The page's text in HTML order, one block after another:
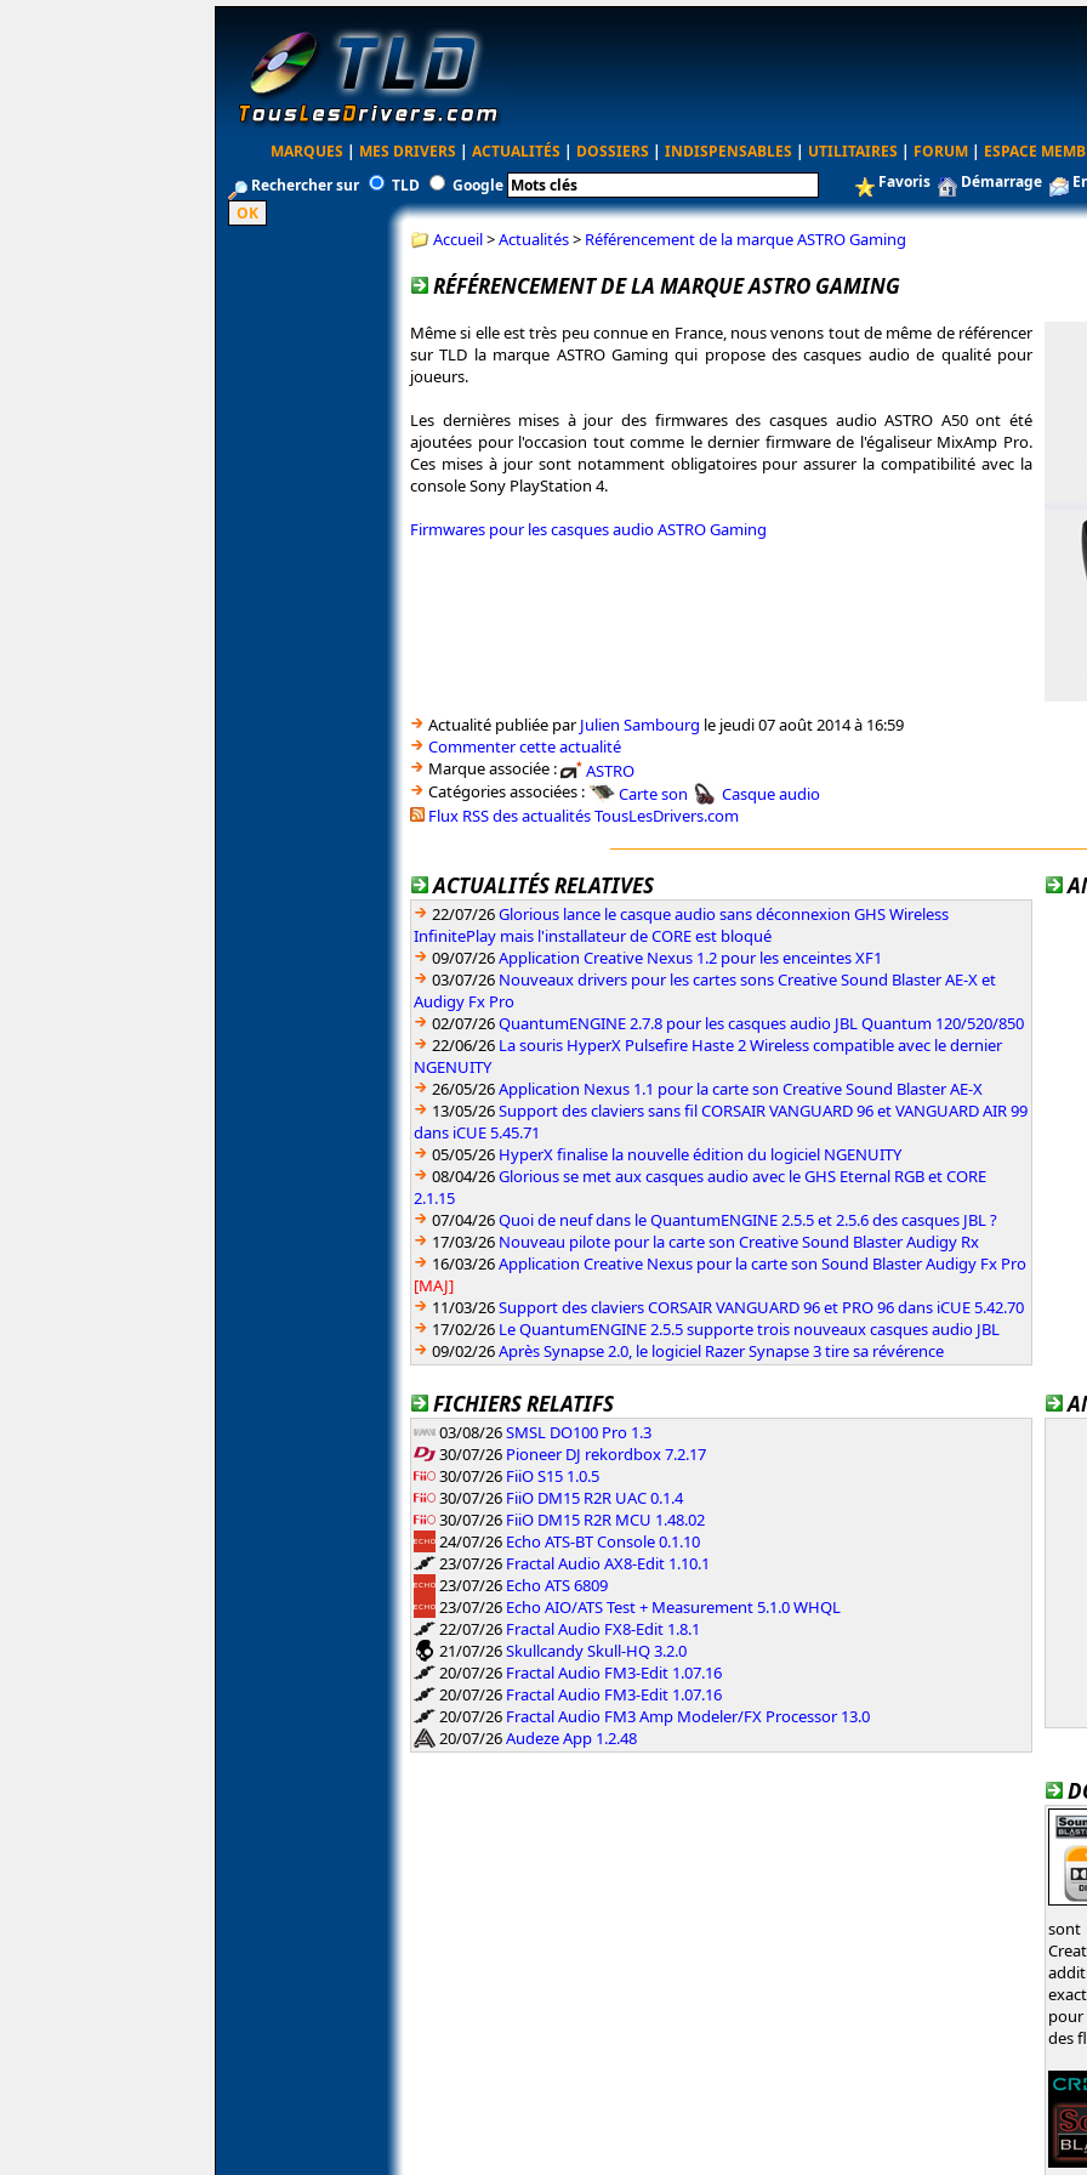
MARQUES | MES DRIVERS | ACTUALITÉS | DOSSIERS | INDISPENSABLES | UTILITAIRES | FORUM | ESPACE
Rechercher sur
TLD Google Favoris Démarrage
Accueil>Actualités> Référencement de la marque ASTRO Gaming
RÉFÉRENCEMENT DE LA MARQUE ASTRO GAMING
Même si elle est très peu connue en France, nous venons tout de même de référencer
sur TLD la marque ASTRO Gaming qui propose des casques audio de qualité pour
joueurs.
Les dernières mises à jour des firmwares des casques audio ASTRO A50 ont été
ajoutées pour l'occasion tout comme le dernier firmware de l'égaliseur MixAmp Pro.
Ces mises à jour sont notamment obligatoires pour assurer la compatibilité avec la
console Sony PlayStation 4.
Firmwares pour les casques audio ASTRO Gaming
Actualité publiée parJulien Sambourg le jeudi 07 août 2014 à 16:59
Commenter cette actualité
Marque associée :
ASTRO
Catégories associées :
Carte son
Casque audio
Flux RSS des actualités TousLesDrivers.com
ACTUALITÉS RELATIVES
22/07/26Glorious lance le casque audio sans déconnexion GHS Wireless
InfinitePlay mais l'installateur de CORE est bloqué
09/07/26Application Creative Nexus 1.2 pour les enceintes XF1
03/07/26 Nouveaux drivers pour les cartes sons Creative Sound Blaster AE-X et
Audigy Fx Pro
02/07/26QuantumENGINE 2.7.8 pour les casques audio JBL Quantum 120/520/850
22/06/26 La souris HyperX Pulsefire Haste 2 Wireless compatible avec le dernier
NGENUITY
26/05/26Application Nexus 1.1 pour la carte son Creative Sound Blaster AE-X
13/05/26Support des claviers sans fil CORSAIR VANGUARD 96 et VANGUARD AIR 99
dans iCUE 5.45.71
05/05/26 HyperX finalise la nouvelle édition du logiciel NGENUITY
08/04/26Glorious se met aux casques audio avec le GHS Eternal RGB et CORE
2.1.15
07/04/26Quoi de neuf dans le QuantumENGINE 2.5.5 et 2.5.6 des casques JBL ?
17/03/26 Nouveau pilote pour la carte son Creative Sound Blaster Audigy Rx
16/03/26Application Creative Nexus pour la carte son Sound Blaster Audigy Fx Pro
[MAJ]
11/03/26Support des claviers CORSAIR VANGUARD 96 et PRO 96 dans iCUE 5.42.70
17/02/26 Le QuantumENGINE 2.5.5 supporte trois nouveaux casques audio JBL
09/02/26Après Synapse 2.0, le logiciel Razer Synapse 3 tire sa révérence
FICHIERS RELATIFS
03/08/26SMSL DO100 Pro 1.3
30/07/26 Pioneer DJ rekordbox 7.2.17
30/07/26 FiiO S15 1.0.5
30/07/26 FiiO DM15 R2R UAC 0.1.4
30/07/26 FiiO DM15 R2R MCU 1.48.02
24/07/26 Echo ATS-BT Console 0.1.10
23/07/26 Fractal Audio AX8-Edit 1.10.1
23/07/26 Echo ATS 6809
23/07/26 Echo AIO/ATS Test + Measurement 5.1.0 WHQL
22/07/26 Fractal Audio FX8-Edit 1.8.1
21/07/26Skullcandy Skull-HQ 3.2.0
20/07/26 Fractal Audio FM3-Edit 1.07.16
20/07/26 Fractal Audio FM3-Edit 1.07.16
20/07/26 Fractal Audio FM3 Amp Modeler/FX Processor 13.0
20/07/26Audeze App 1.2.48
pour
des